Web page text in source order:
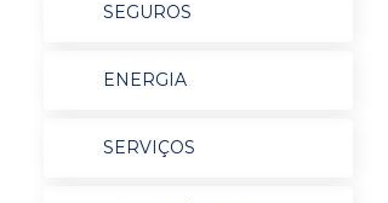
SEGUROS
ENERGIA
SERVIÇOS